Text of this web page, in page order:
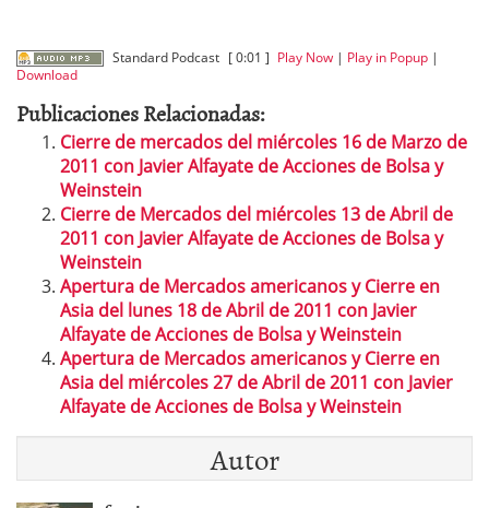
Standard Podcast [ 0:01 ] Play Now | Play in Popup |
Download
Publicaciones Relacionadas:
Cierre de mercados del miércoles 16 de Marzo de
2011 con Javier Alfayate de Acciones de Bolsa y
Weinstein
Cierre de Mercados del miércoles 13 de Abril de
2011 con Javier Alfayate de Acciones de Bolsa y
Weinstein
Apertura de Mercados americanos y Cierre en
Asia del lunes 18 de Abril de 2011 con Javier
Alfayate de Acciones de Bolsa y Weinstein
Apertura de Mercados americanos y Cierre en
Asia del miércoles 27 de Abril de 2011 con Javier
Alfayate de Acciones de Bolsa y Weinstein
Autor